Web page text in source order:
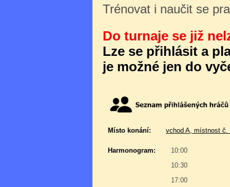
Trénovat i naučit se
Do turnaje se již
Lze se přihlásit a
je možné jen do
Místo konání: vchod A, místnost č.
Harmonogram:
10:00
10:30
17:00